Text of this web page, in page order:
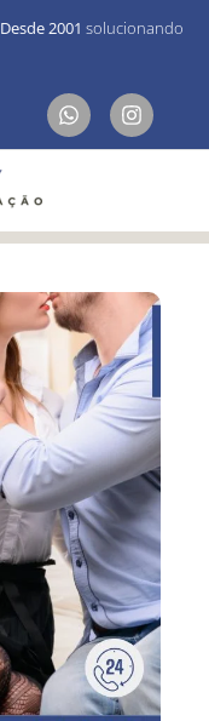
Desde 2001 solucionando